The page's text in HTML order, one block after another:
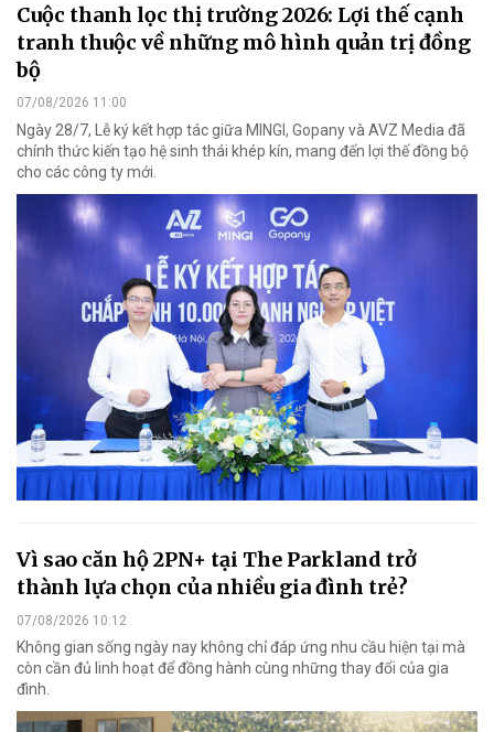
Cuộc thanh lọc thị trường 2026: Lợi thế cạnh
tranh thuộc về những mô hình quản trị đồng
bộ
07/08/2026 11:00
Ngày 28/7, Lễ ký kết hợp tác giữa MINGI, Gopany và AVZ Media đã
chính thức kiến tạo hệ sinh thái khép kín, mang đến lợi thế đồng bộ
cho các công ty mới.
Vì sao căn hộ 2PN+ tại The Parkland trở
thành lựa chọn của nhiều gia đình trẻ?
07/08/2026 10:12
Không gian sống ngày nay không chỉ đáp ứng nhu cầu hiện tại mà
còn cần đủ linh hoạt để đồng hành cùng những thay đổi của gia
đình.